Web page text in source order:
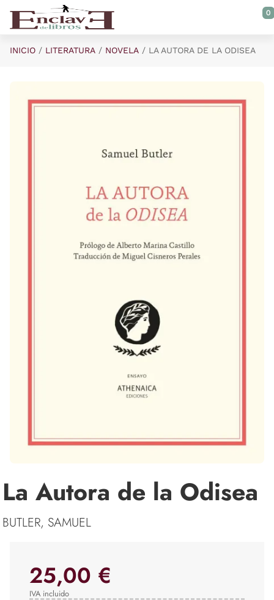
Saltar al contenido principal
0
INICIO LITERATURA NOVELA LA AUTORA DE LA ODISEA
La Autora de la Odisea
BUTLER, SAMUEL
25,00 €
IVA incluido